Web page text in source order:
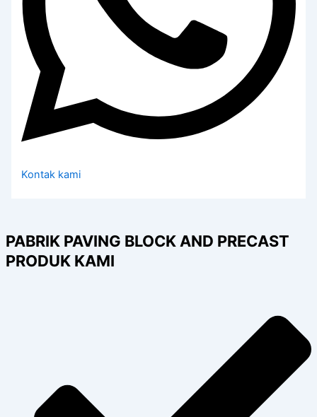
Kontak kami
PABRIK PAVING BLOCK AND PRECAST
PRODUK KAMI